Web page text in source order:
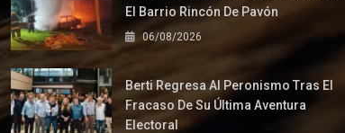
El Barrio Rincón De Pavón
06/08/2026
Berti Regresa Al Peronismo Tras El
Fracaso De Su Última Aventura
Electoral